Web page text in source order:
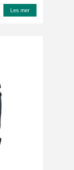
Les mer